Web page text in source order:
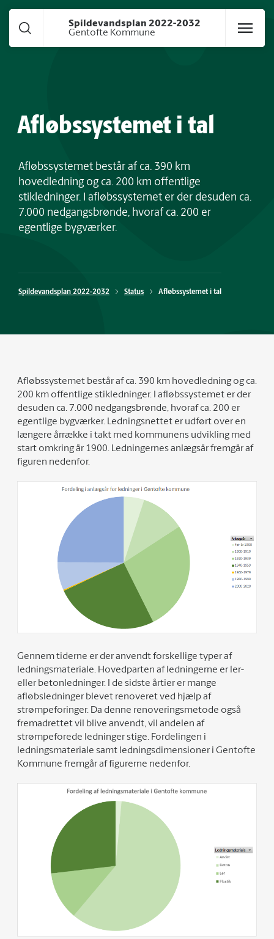
Spildevandsplan 2022-2032
Gentofte Kommune
Afløbssystemet i tal
Afløbssystemet består af ca. 390 km
hovedledning og ca. 200 km offentlige
stikledninger. I afløbssystemet er der desuden ca.
7.000 nedgangsbrønde, hvoraf ca. 200 er
egentlige bygværker.
Spildevandsplan 2022-2032 Status Afløbssystemet i tal
Afløbssystemet består af ca. 390 km hovedledning og ca.
200 km offentlige stikledninger. I afløbssystemet er der
desuden ca. 7.000 nedgangsbrønde, hvoraf ca. 200 er
egentlige bygværker. Ledningsnettet er udført over en
længere årrække i takt med kommunens udvikling med
start omkring år 1900. Ledningernes anlægsår fremgår af
figuren nedenfor.
Gennem tiderne er der anvendt forskellige typer af
ledningsmateriale. Hovedparten af ledningerne er ler-
eller betonledninger. I de sidste årtier er mange
afløbsledninger blevet renoveret ved hjælp af
strømpeforinger. Da denne renoveringsmetode også
fremadrettet vil blive anvendt, vil andelen af
strømpeforede ledninger stige. Fordelingen i
ledningsmateriale samt ledningsdimensioner i Gentofte
Kommune fremgår af figurerne nedenfor.